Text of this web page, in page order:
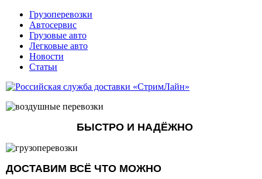
Грузоперевозки
Автосервис
Грузовые авто
Легковые авто
Новости
Статьи
БЫСТРО И НАДЁЖНО
ДОСТАВИМ ВСЁ ЧТО МОЖНО